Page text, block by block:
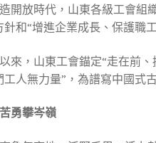
開放時代，山東各級工會組
針和“增進企業成長、保護職
來，山東工會錨定“走在前
工人無力量”，為譜寫中國式
勇攀岑嶺